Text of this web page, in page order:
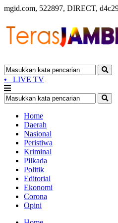
mgid.com, 522897, DIRECT,
• LIVE TV
Home
Daerah
Nasional
Peristiwa
Kriminal
Pilkada
Politik
Editorial
Ekonomi
Corona
Opini